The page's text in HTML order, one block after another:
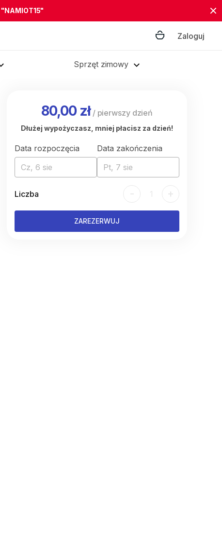
"NAMIOT15"
Zaloguj
Sprzęt zimowy
80,00 zł/ pierwszy dzień
Dłużej wypożyczasz, mniej płacisz za dzień!
Data rozpoczęcia
Cz, 6 sie
Data zakończenia
Pt, 7 sie
Liczba - 1 +
ZAREZERWUJ